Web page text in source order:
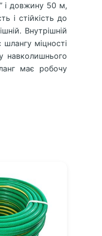
і довжину 50 м,
і стійкість до
Внутрішній
міцності
навколишнього
має робочу